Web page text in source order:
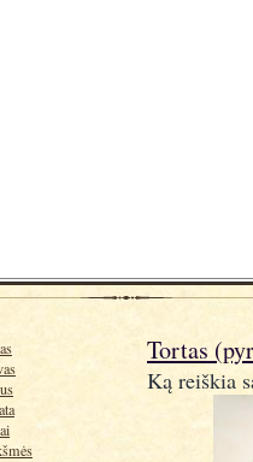
Tortas
Ką reiškia